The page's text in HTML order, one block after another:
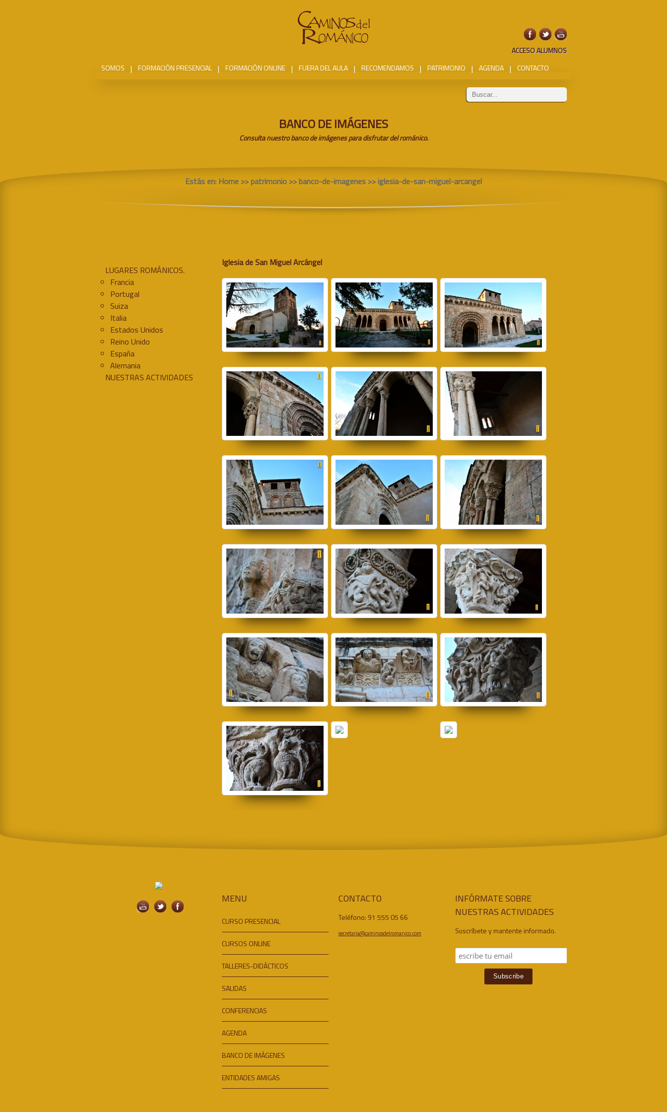
ACCESO ALUMNOS
SOMOS
| FORMACIÓN PRESENCIAL | FORMACIÓN ONLINE | FUERA DEL AULA | RECOMENDAMOS | PATRIMONIO | AGENDA | CONTACTO
BANCO DE IMÁGENES
Consulta nuestro banco de imágenes para disfrutar del románico.
Estás en: Home >> patrimonio >> banco-de-imagenes >> iglesia-de-san-miguel-arcangel
LUGARES ROMÁNICOS.
Francia
Portugal
Suiza
Italia
Estados Unidos
Reino Unido
España
Alemania
NUESTRAS ACTIVIDADES
Iglesia de San Miguel Arcángel
MENU
CURSO PRESENCIAL
CURSOS ONLINE
TALLERES-DIDÁCTICOS
SALIDAS
CONFERENCIAS
AGENDA
BANCO DE IMÁGENES
ENTIDADES AMIGAS
CONTACTO
Teléfono: 91 555 05 66
secretaria@caminosdelromanico.com
INFÓRMATE SOBRE
NUESTRAS ACTIVIDADES
Suscríbete y mantente informado.